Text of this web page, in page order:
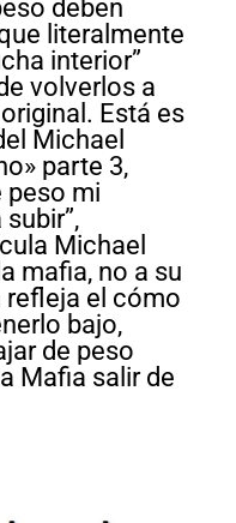
deben
literalmente
interior”
volverlos a
Está es
Michael
parte 3,
peso mi
Michael
mafia, no a su
refleja el cómo
bajo,
de peso
Mafia salir de